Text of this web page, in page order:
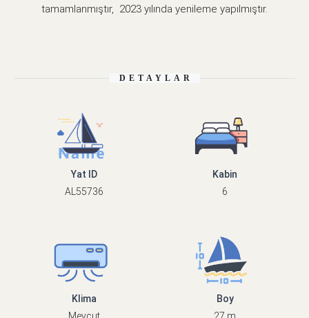
tamamlanmıştır, 2023 yılında yenileme yapılmıştır.
DETAYLAR
Yat ID
AL55736
Kabin
6
Klima
Boy